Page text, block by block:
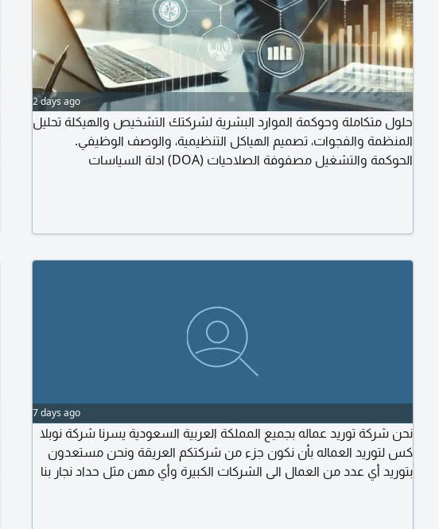
2 days ago
حلول متكاملة وحوكمة الموارد البشرية لشركتك التشخيص والهيكلة تحليل
المنظمة والفجوات، تصميم الهياكل التنظيمية، والوصف الوظيفي.
الحوكمة والتشغيل مصفوفة الصلاحيات (DOA) ادلة السياسات
7 days ago
نحن شركة توريد عماله بجميع المملكة العربية السعودية يسرنا شركة نوبلا
كس لتوريد العماله بأن نكون جزء من شركتكم العريقة ونحن مستعدون
بتوريد أي عدد من العمال الى الشركات الكبيرة وأي مهن مثل حداد نجار بنا